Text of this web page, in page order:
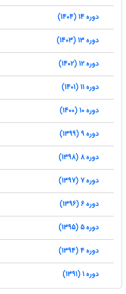
دوره 14 (1404)
دوره 13 (1403)
دوره 12 (1402)
دوره 11 (1401)
دوره 10 (1400)
دوره 9 (1399)
دوره 8 (1398)
دوره 7 (1397)
دوره 6 (1396)
دوره 5 (1395)
دوره 4 (1394)
دوره 1 (1391)